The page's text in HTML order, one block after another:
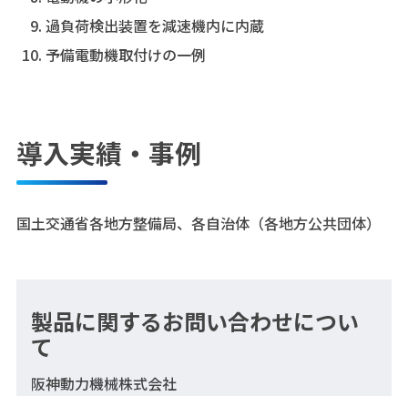
過負荷検出装置を減速機内に内蔵
予備電動機取付けの一例
導入実績・事例
国土交通省各地方整備局、各自治体（各地方公共団体）
製品に関するお問い合わせについ
て
阪神動力機械株式会社